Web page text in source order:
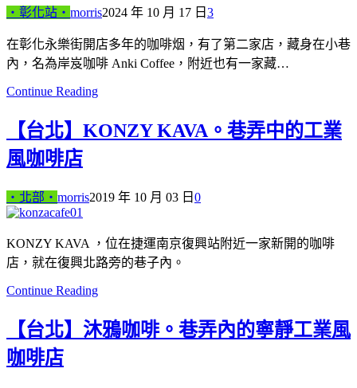
‧彰化站‧ morris2024 年 10 月 17 日 3
在彰化永樂街開店多年的咖啡烟，有了第二家店，藏身在小巷
內，名為岸岌咖啡 Anki Coffee，附近也有一家藏…
Continue Reading
【台北】KONZY KAVA。巷弄中的工業
風咖啡店
‧北部‧ morris2019 年 10 月 03 日 0
KONZY KAVA ，位在捷運南京復興站附近一家新開的咖啡
店，就在復興北路旁的巷子內。
Continue Reading
【台北】沐鴉咖啡。巷弄內的寧靜工業風
咖啡店